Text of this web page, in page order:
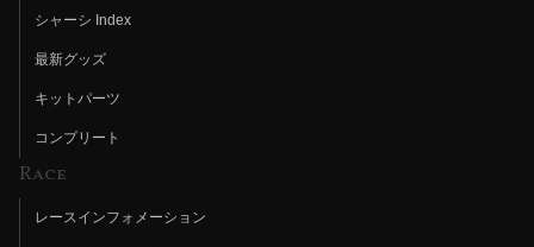
シャーシ Index
最新グッズ
キットパーツ
コンプリート
Race
レースインフォメーション